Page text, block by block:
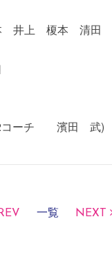
井上 榎本 清田
コーチ 濱田 武)
一覧 NEXT